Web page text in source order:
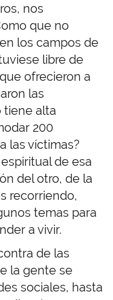
nos
que no
los campos de
libre de
ofrecieron a
las
tiene alta
200
las víctimas?
de esa
del otro, de la
recorriendo,
temas para
a vivir.
de las
la gente se
sociales, hasta